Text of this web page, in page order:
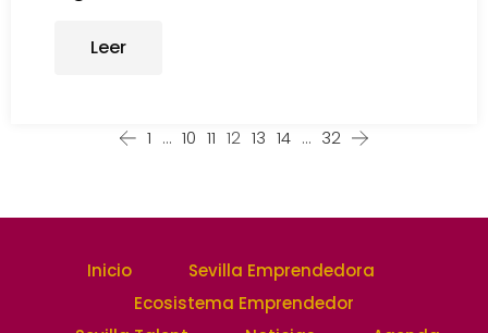
Leer
1 … 10 11 12 13 14 … 32
Inicio
Sevilla Emprendedora
Ecosistema Emprendedor